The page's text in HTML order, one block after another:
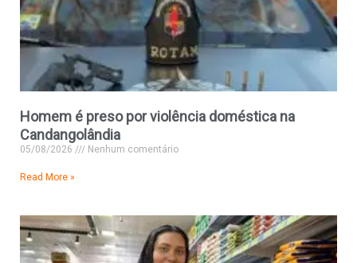
Homem é preso por violência doméstica na
Candangolândia
05/08/2026 Nenhum comentário
Read More »